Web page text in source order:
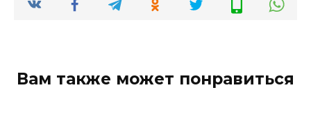
Вам также может понравиться